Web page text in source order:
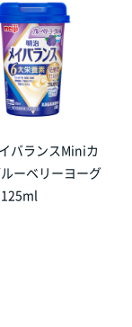
バランスMiniカ
ーベリーヨーグ